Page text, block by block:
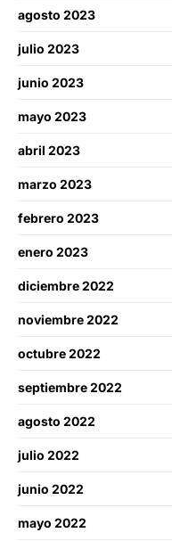
agosto 2023
julio 2023
junio 2023
mayo 2023
abril 2023
marzo 2023
febrero 2023
enero 2023
diciembre 2022
noviembre 2022
octubre 2022
septiembre 2022
agosto 2022
julio 2022
junio 2022
mayo 2022